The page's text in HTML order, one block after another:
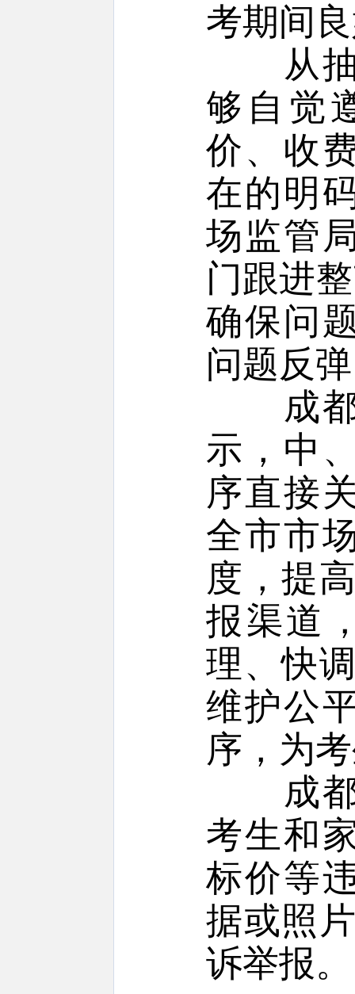
考期间
从抽
够自觉
价、收
在的明
场监管
门跟进
确保问
问题反
成都
示，中
序直接
全市市
度，提
报渠道
理、快
维护公
序，为
成都
考生和
标价等
据或照
诉举报。